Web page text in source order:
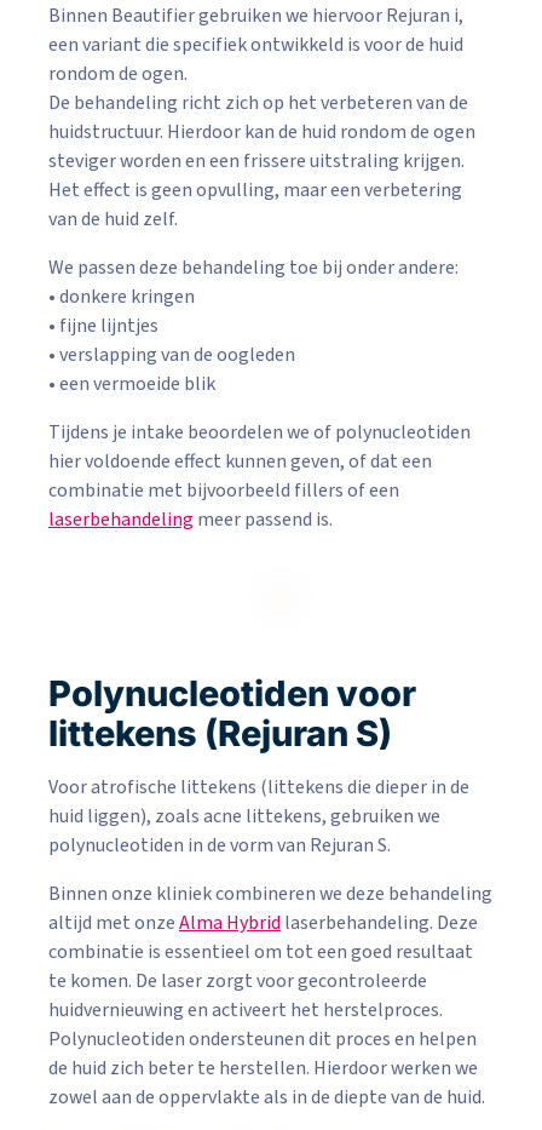
Binnen Beautifier gebruiken we hiervoor Rejuran i,
een variant die specifiek ontwikkeld is voor de huid
rondom de ogen.
De behandeling richt zich op het verbeteren van de
huidstructuur. Hierdoor kan de huid rondom de ogen
steviger worden en een frissere uitstraling krijgen.
Het effect is geen opvulling, maar een verbetering
van de huid zelf.
We passen deze behandeling toe bij onder andere:
• donkere kringen
• fijne lijntjes
• verslapping van de oogleden
• een vermoeide blik
Tijdens je intake beoordelen we of polynucleotiden
hier voldoende effect kunnen geven, of dat een
combinatie met bijvoorbeeld fillers of een
laserbehandelingmeer passend is.
Polynucleotiden voor
littekens (Rejuran S)
Voor atrofische littekens (littekens die dieper in de
huid liggen), zoals acne littekens, gebruiken we
polynucleotiden in de vorm van Rejuran S.
Binnen onze kliniek combineren we deze behandeling
altijd met onzeAlma Hybridlaserbehandeling. Deze
combinatie is essentieel om tot een goed resultaat
te komen. De laser zorgt voor gecontroleerde
huidvernieuwing en activeert het herstelproces.
Polynucleotiden ondersteunen dit proces en helpen
de huid zich beter te herstellen. Hierdoor werken we
zowel aan de oppervlakte als in de diepte van de huid.